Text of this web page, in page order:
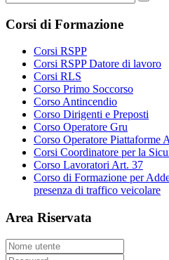
Corsi di Formazione
Corsi RSPP
Corsi RSPP Datore di lavoro
Corsi RLS
Corso Primo Soccorso
Corso Antincendio
Corso Dirigenti e Preposti
Corso Operatore Gru
Corso Operatore Piattaforme
Corsi Coordinatore per la
Corso Lavoratori Art. 37
Corso di Formazione per
presenza di traffico veicolare
Area Riservata